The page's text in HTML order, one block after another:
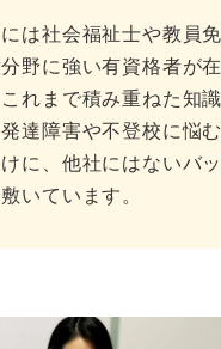
は社会福祉士や教員
野に強い有資格者が
これまで積み重ねた知
達障害や不登校に悩
けに、他社にはないバ
いています。